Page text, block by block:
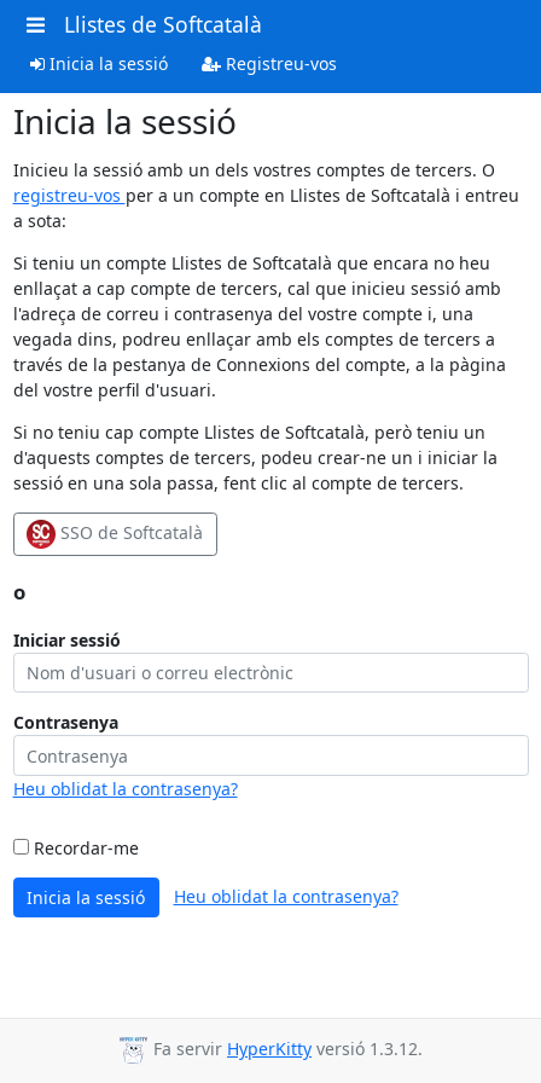
Llistes de Softcatalà
Inicia la sessió Registreu-vos
Inicia la sessió
Inicieu la sessió amb un dels vostres comptes de tercers. O
registreu-vos per a un compte en Llistes de Softcatalà i entreu
a sota:
Si teniu un compte Llistes de Softcatalà que encara no heu
enllaçat a cap compte de tercers, cal que inicieu sessió amb
l'adreça de correu i contrasenya del vostre compte i, una
vegada dins, podreu enllaçar amb els comptes de tercers a
través de la pestanya de Connexions del compte, a la pàgina
del vostre perfil d'usuari.
Si no teniu cap compte Llistes de Softcatalà, però teniu un
d'aquests comptes de tercers, podeu crear-ne un i iniciar la
sessió en una sola passa, fent clic al compte de tercers.
SSO de Softcatalà
o
Iniciar sessió
Contrasenya
Heu oblidat la contrasenya?
Recordar-me
Inicia la sessió Heu oblidat la contrasenya?
Fa servir HyperKitty versió 1.3.12.